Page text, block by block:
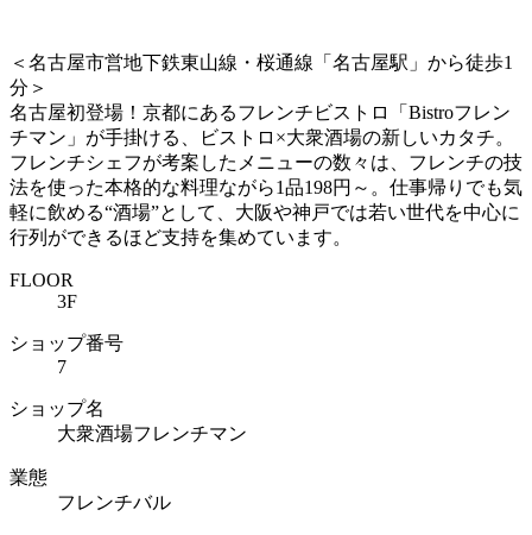
＜名古屋市営地下鉄東山線・桜通線「名古屋駅」から徒歩1
分＞
名古屋初登場！京都にあるフレンチビストロ「Bistroフレン
チマン」が手掛ける、ビストロ×大衆酒場の新しいカタチ。
フレンチシェフが考案したメニューの数々は、フレンチの技
法を使った本格的な料理ながら1品198円～。仕事帰りでも気
軽に飲める“酒場”として、大阪や神戸では若い世代を中心に
行列ができるほど支持を集めています。
FLOOR
3F
ショップ番号
7
ショップ名
大衆酒場フレンチマン
業態
フレンチバル